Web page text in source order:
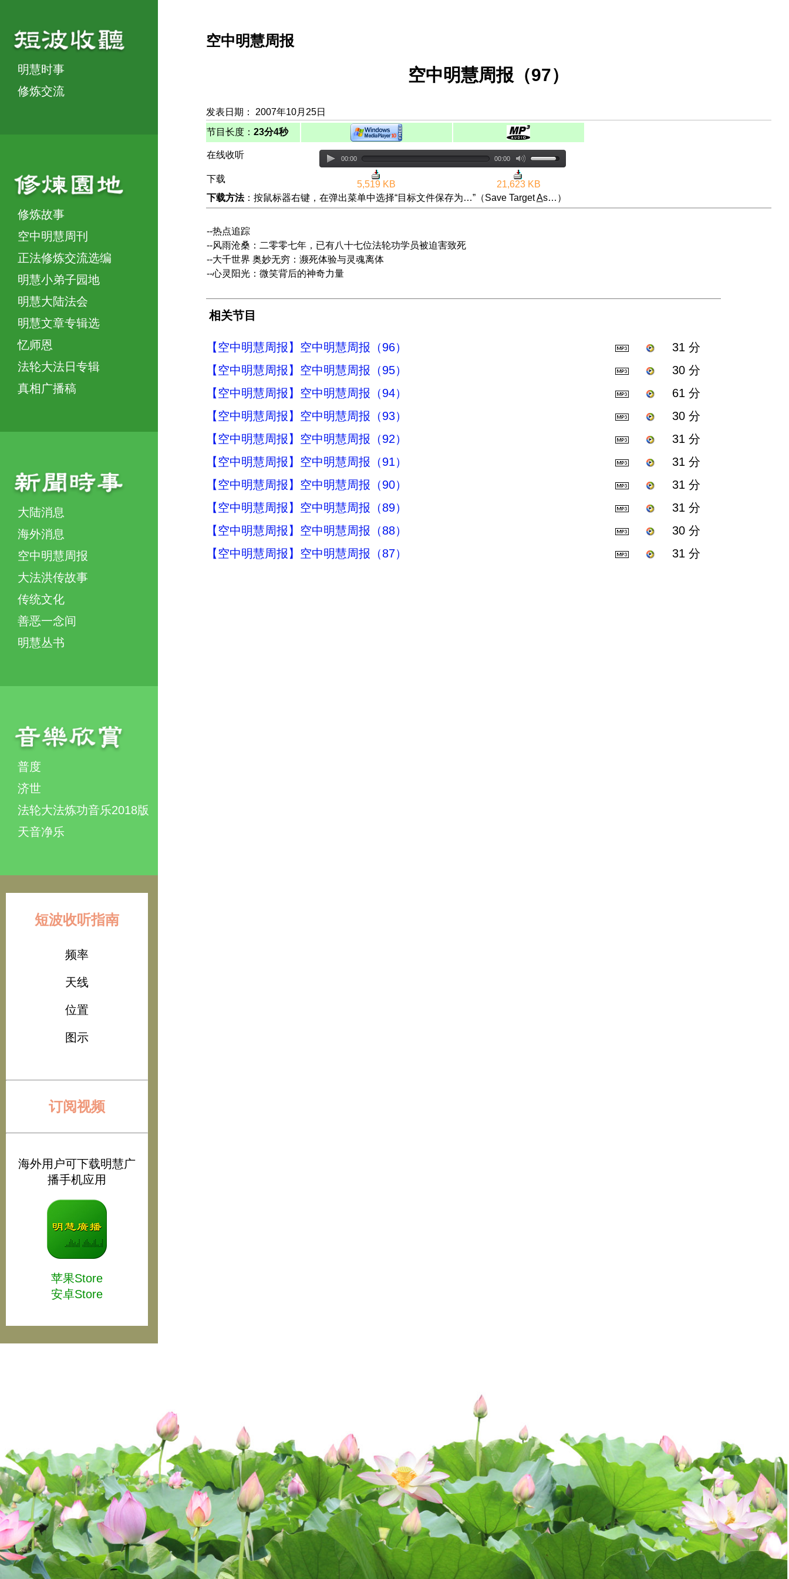
明慧时事
修炼交流
修炼故事
空中明慧周刊
正法修炼交流选编
明慧小弟子园地
明慧大陆法会
明慧文章专辑选
忆师恩
法轮大法日专辑
真相广播稿
大陆消息
海外消息
空中明慧周报
大法洪传故事
传统文化
善恶一念间
明慧丛书
普度
济世
法轮大法炼功音乐2018版
天音净乐
短波收听指南
频率
天线
位置
图示
订阅视频
海外用户可下载明慧广
播手机应用
苹果Store
安卓Store
空中明慧周报
空中明慧周报（97）
发表日期： 2007年10月25日
节目长度： 23分4秒
在线收听 00:00 00:00
下载
5,519 KB
21,623 KB
下载方法：按鼠标器右键，在弹出菜单中选择“目标文件保存为…”（Save TargetAs…）
--热点追踪
--风雨沧桑：二零零七年，已有八十七位法轮功学员被迫害致死
--大千世界 奥妙无穷：濒死体验与灵魂离体
--心灵阳光：微笑背后的神奇力量
相关节目
【空中明慧周报】空中明慧周报（96）
31 分
【空中明慧周报】空中明慧周报（95）
30 分
【空中明慧周报】空中明慧周报（94）
61 分
【空中明慧周报】空中明慧周报（93）
30 分
【空中明慧周报】空中明慧周报（92）
31 分
【空中明慧周报】空中明慧周报（91）
31 分
【空中明慧周报】空中明慧周报（90）
31 分
【空中明慧周报】空中明慧周报（89）
31 分
【空中明慧周报】空中明慧周报（88）
30 分
【空中明慧周报】空中明慧周报（87）
31 分